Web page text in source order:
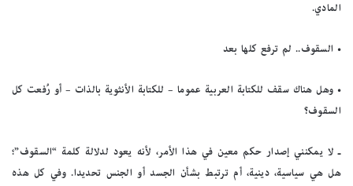
المادي.
• السقوف.. لم ترفع كلها بعد
• وهل هناك سقف للكتابة العربية عموما – للكتابة الأنثوية بالذات – أو رُفعت كل
السقوف؟
ـ لا يمكنني إصدار حكم معين في هذا الأمر، لأنه يعود لدلالة كلمة “السقوف”؛
هل هي سياسية، دينية، أم ترتبط بشأن الجسد أو الجنس تحديدا. وفي كل هذه